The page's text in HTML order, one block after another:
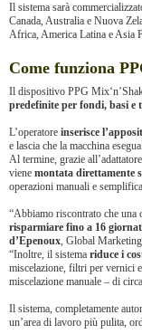
Il sistema sarà
Canada, Australia e Nuova
Africa, America Latina e Asia
Come funziona
Il dispositivo PPG
predefinite per fondi, basi e
L’operatore inserisce
e lascia che la macchina
Al termine, grazie
viene montata direttamente
operazioni manuali e
“Abbiamo riscontrato che una
risparmiare fino a 16
d’Epenoux, Global
“Inoltre, il sistema riduce i
miscelazione, filtri per vernici
miscelazione manuale – di
Il sistema, completamente
un’area di lavoro più pulita,